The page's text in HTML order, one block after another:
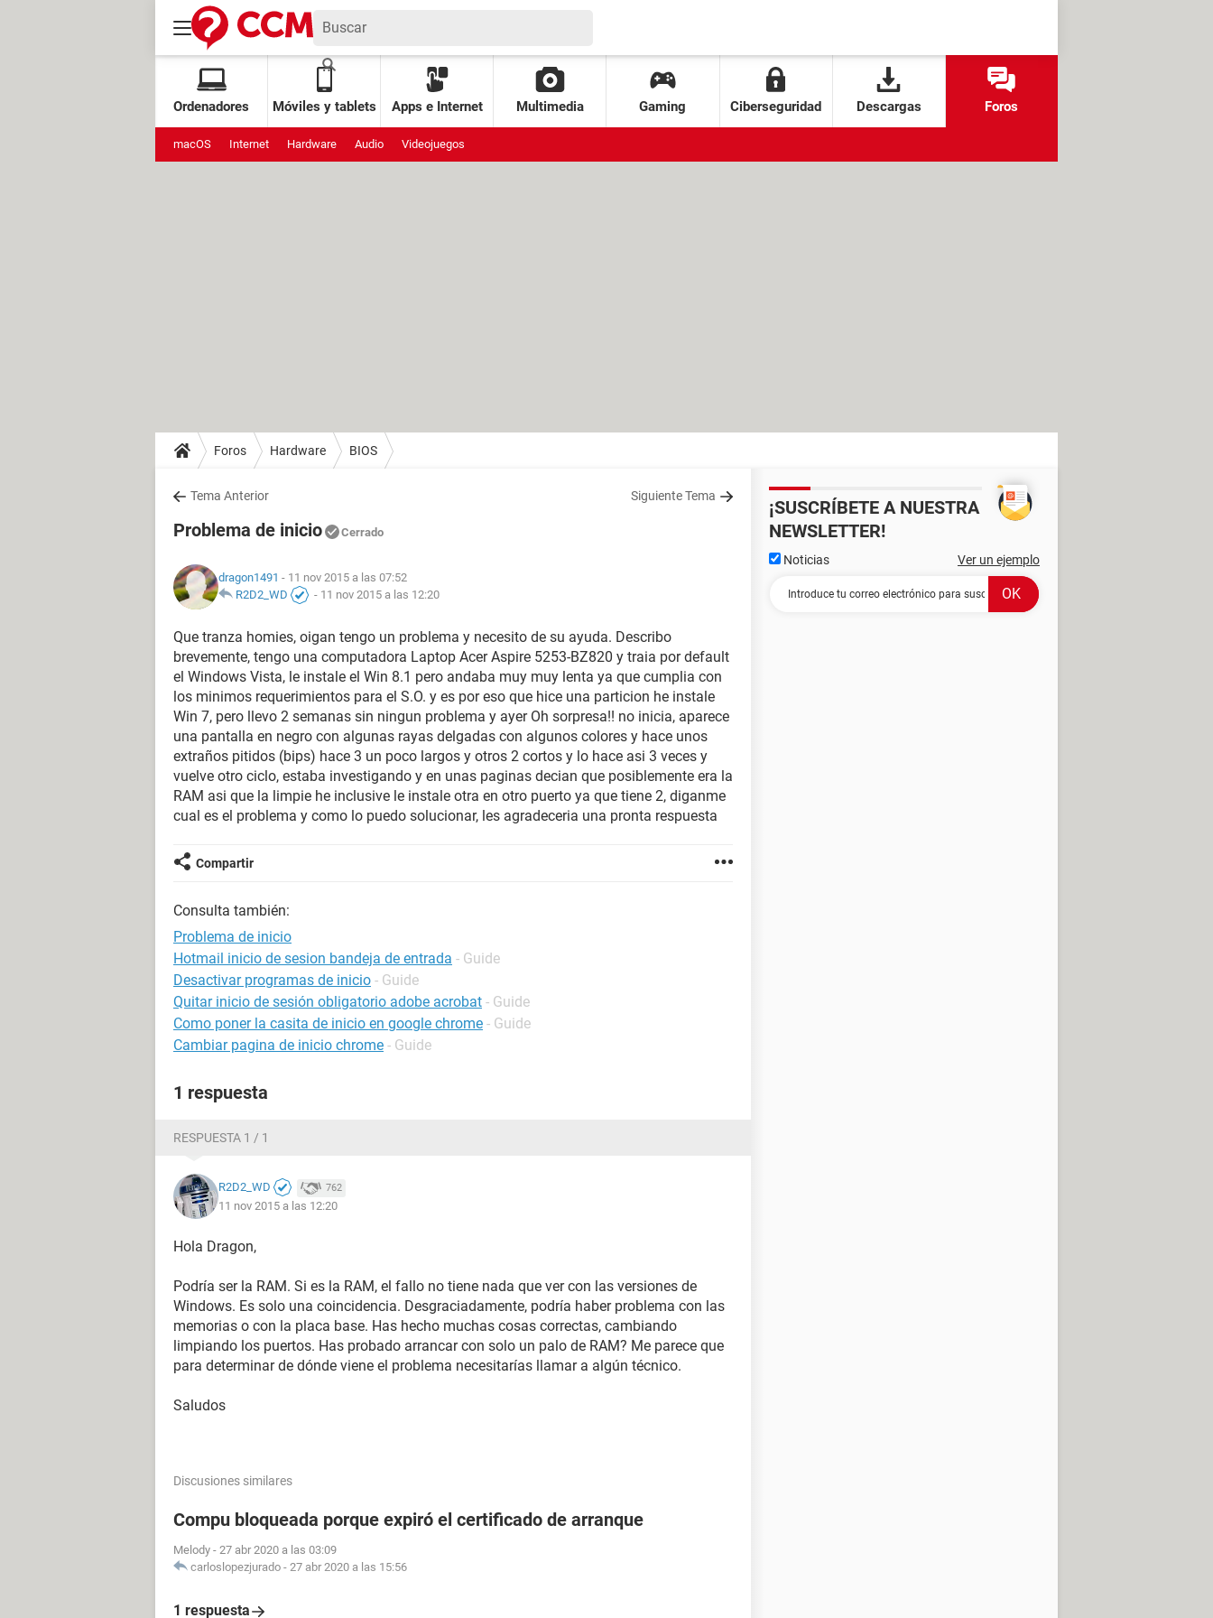
Ordenadores Móviles y tablets Apps e Internet Multimedia Gaming Ciberseguridad Descargas Foros
macOS Internet Hardware Audio Videojuegos
Foros Hardware BIOS
Tema Anterior Siguiente Tema
Problema de inicio Cerrado
dragon1491 - 11 nov 2015 a las 07:52
R2D2_WD
- 11 nov 2015 a las 12:20
Que tranza homies, oigan tengo un problema y necesito de su ayuda. Describo
brevemente, tengo una computadora Laptop Acer Aspire 5253-BZ820 y traia por default
el Windows Vista, le instale el Win 8.1 pero andaba muy muy lenta ya que cumplia con
los minimos requerimientos para el S.O. y es por eso que hice una particion he instale
Win 7, pero llevo 2 semanas sin ningun problema y ayer Oh sorpresa!! no inicia, aparece
una pantalla en negro con algunas rayas delgadas con algunos colores y hace unos
extraños pitidos (bips) hace 3 un poco largos y otros 2 cortos y lo hace asi 3 veces y
vuelve otro ciclo, estaba investigando y en unas paginas decian que posiblemente era la
RAM asi que la limpie he inclusive le instale otra en otro puerto ya que tiene 2, diganme
cual es el problema y como lo puedo solucionar, les agradeceria una pronta respuesta
Compartir
Consulta también:
Problema de inicio
Hotmail inicio de sesion bandeja de entrada - Guide
Desactivar programas de inicio - Guide
Quitar inicio de sesión obligatorio adobe acrobat - Guide
Como poner la casita de inicio en google chrome - Guide
Cambiar pagina de inicio chrome - Guide
1 respuesta
RESPUESTA 1 / 1
R2D2_WD 762
11 nov 2015 a las 12:20
Hola Dragon,
Podría ser la RAM. Si es la RAM, el fallo no tiene nada que ver con las versiones de
Windows. Es solo una coincidencia. Desgraciadamente, podría haber problema con las
memorias o con la placa base. Has hecho muchas cosas correctas, cambiando
limpiando los puertos. Has probado arrancar con solo un palo de RAM? Me parece que
para determinar de dónde viene el problema necesitarías llamar a algún técnico.
Saludos
Discusiones similares
Compu bloqueada porque expiró el certificado de arranque
Melody - 27 abr 2020 a las 03:09
carloslopezjurado - 27 abr 2020 a las 15:56
1 respuesta
¡SUSCRÍBETE A NUESTRA
NEWSLETTER!
Noticias Ver un ejemplo